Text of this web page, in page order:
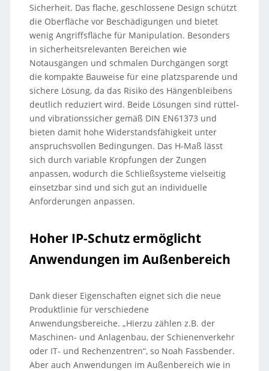
Sicherheit. Das flache, geschlossene Design schützt
die Oberfläche vor Beschädigungen und bietet
wenig Angriffsfläche für Manipulation. Besonders
in sicherheitsrelevanten Bereichen wie
Notausgängen und schmalen Durchgängen sorgt
die kompakte Bauweise für eine platzsparende und
sichere Lösung, da das Risiko des Hängenbleibens
deutlich reduziert wird. Beide Lösungen sind rüttel-
und vibrationssicher gemäß DIN EN61373 und
bieten damit hohe Widerstandsfähigkeit unter
anspruchsvollen Bedingungen. Das H-Maß lässt
sich durch variable Kröpfungen der Zungen
anpassen, wodurch die Schließsysteme vielseitig
einsetzbar sind und sich gut an individuelle
Anforderungen anpassen.
Hoher IP-Schutz ermöglicht
Anwendungen im Außenbereich
Dank dieser Eigenschaften eignet sich die neue
Produktlinie für verschiedene
Anwendungsbereiche. „Hierzu zählen z.B. der
Maschinen- und Anlagenbau, der Schienenverkehr
oder IT- und Rechenzentren“, so Noah Fassbender.
Aber auch Anwendungen im Außenbereich wie in